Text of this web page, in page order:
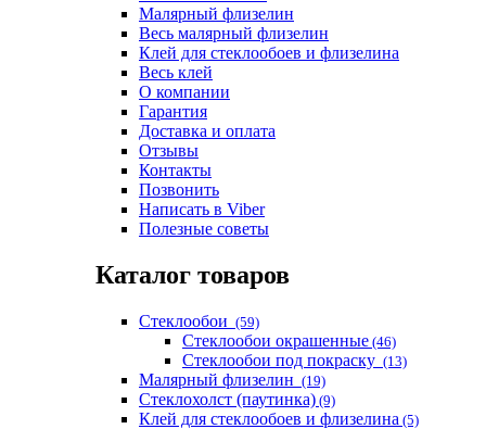
Малярный флизелин
Весь малярный флизелин
Клей для стеклообоев и флизелина
Весь клей
О компании
Гарантия
Доставка и оплата
Отзывы
Контакты
Позвонить
Написать в Viber
Полезные советы
Каталог товаров
Стеклообои (59)
Стеклообои окрашенные (46)
Стеклообои под покраску (13)
Малярный флизелин (19)
Стеклохолст (паутинка) (9)
Клей для стеклообоев и флизелина (5)